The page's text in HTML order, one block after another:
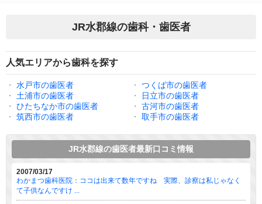
JR水郡線の歯科・歯医者
人気エリアから歯科を探す
・ 水戸市の歯医者 ・
つくば市の歯医者
・
土浦市の歯医者 ・
日立市の歯医者
・
ひたちなか市の歯医者 ・
古河市の歯医者
・
筑西市の歯医者 ・ 取手市の歯医者
JR水郡線の歯医者最新口コミ情報
2007/03/17
わかまつ歯科医院：ココは出来て数年ですね 実際、診察は私じゃなく
て子供なんですけ ...